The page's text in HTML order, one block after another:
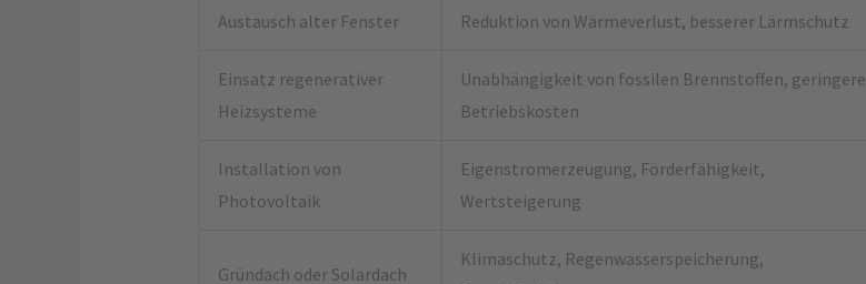
Austausch alter Fenster Reduktion von Wärmeverlust, besserer Lärmschutz
Einsatz regenerativer
Heizsysteme
Unabhängigkeit von fossilen Brennstoffen, geringere
Betriebskosten
Installation von
Photovoltaik
Eigenstromerzeugung, Förderfähigkeit,
Wertsteigerung
Gründach oder Solardach
Klimaschutz, Regenwasserspeicherung,